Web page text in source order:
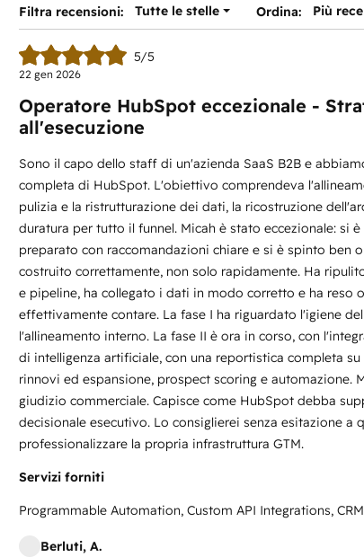
Filtra recensioni:
Tutte le stelle Ordina: Più
5/5
22 gen 2026
Operatore HubSpot eccezionale -
all'esecuzione
Sono il capo dello staff di un'azienda SaaS B2B e
completa di HubSpot. L'obiettivo comprendeva
pulizia e la ristrutturazione dei dati, la ricostruzione
duratura per tutto il funnel. Micah è stato eccezionale: si
preparato con raccomandazioni chiare e si è spinto ben
costruito correttamente, non solo rapidamente. Ha
e pipeline, ha collegato i dati in modo corretto e ha reso
effettivamente contare. La fase I ha riguardato l'igiene
l'allineamento interno. La fase II è ora in corso, con
di intelligenza artificiale, con una reportistica completa
rinnovi ed espansione, prospect scoring e automazione.
giudizio commerciale. Capisce come HubSpot debba
decisionale esecutivo. Lo consiglierei senza esitazione a
professionalizzare la propria infrastruttura GTM.
Servizi forniti
Programmable Automation, Custom API Integrations,
Berluti, A.